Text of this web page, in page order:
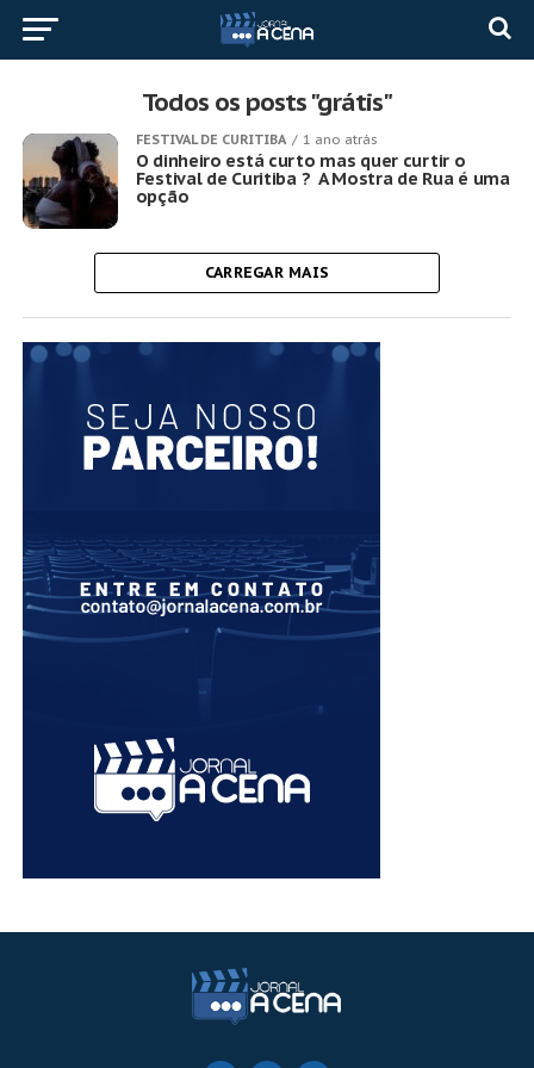
Todos os posts "grátis"
FESTIVAL DE CURITIBA 1 ano atrás
O dinheiro está curto mas quer curtir o
Festival de Curitiba ? A Mostra de Rua é uma
opção
CARREGAR MAIS